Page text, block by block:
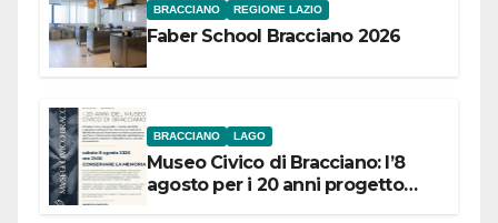
BRACCIANO REGIONE LAZIO
Faber School Bracciano 2026
BRACCIANO LAGO
Museo Civico di Bracciano: l’8
agosto per i 20 anni progetto